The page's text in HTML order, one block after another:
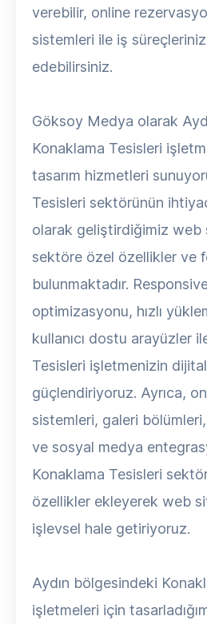
verebilir, online
sistemleri ile iş
edebilirsiniz.
Göksoy Medya olarak
Konaklama Tesisleri
tasarım hizmetleri
Tesisleri sektörünün
olarak geliştirdiğimiz web
sektöre özel özellikler ve
bulunmaktadır.
optimizasyonu, hızlı
kullanıcı dostu arayüzler
Tesisleri işletmenizin dijital
güçlendiriyoruz. Ayrıca,
sistemleri, galeri
ve sosyal medya
Konaklama Tesisleri
özellikler ekleyerek web
işlevsel hale getiriyoruz.
Aydın bölgesindeki
işletmeleri için